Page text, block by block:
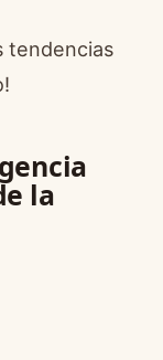
tendencias
la